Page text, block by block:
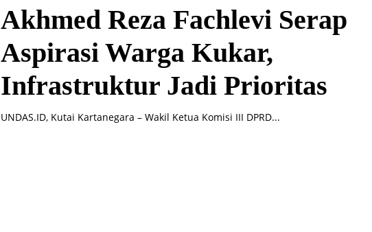
Akhmed Reza Fachlevi Serap
Aspirasi Warga Kukar,
Infrastruktur Jadi Prioritas
UNDAS.ID, Kutai Kartanegara – Wakil Ketua Komisi III DPRD...